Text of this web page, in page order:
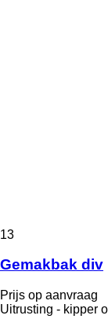
13
Gemakbak div
Prijs op aanvraag
Uitrusting - kipper